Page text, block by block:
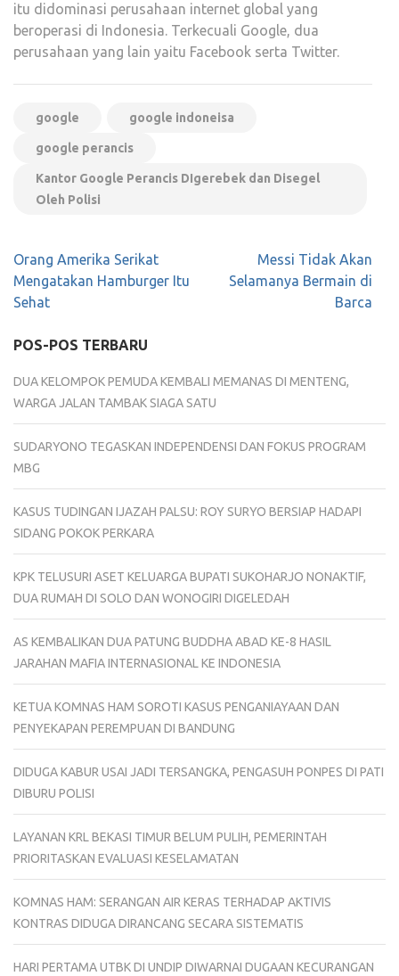
itu didominasi perusahaan internet global yang
beroperasi di Indonesia. Terkecuali Google, dua
perusahaan yang lain yaitu Facebook serta Twitter.
google google indoneisa
google perancis
Kantor Google Perancis DIgerebek dan Disegel
Oleh Polisi
Navigasi
pos
Orang Amerika Serikat
Mengatakan Hamburger Itu
Sehat
Messi Tidak Akan
Selamanya Bermain di
Barca
POS-POS TERBARU
DUA KELOMPOK PEMUDA KEMBALI MEMANAS DI MENTENG,
WARGA JALAN TAMBAK SIAGA SATU
SUDARYONO TEGASKAN INDEPENDENSI DAN FOKUS PROGRAM
MBG
KASUS TUDINGAN IJAZAH PALSU: ROY SURYO BERSIAP HADAPI
SIDANG POKOK PERKARA
KPK TELUSURI ASET KELUARGA BUPATI SUKOHARJO NONAKTIF,
DUA RUMAH DI SOLO DAN WONOGIRI DIGELEDAH
AS KEMBALIKAN DUA PATUNG BUDDHA ABAD KE-8 HASIL
JARAHAN MAFIA INTERNASIONAL KE INDONESIA
KETUA KOMNAS HAM SOROTI KASUS PENGANIAYAAN DAN
PENYEKAPAN PEREMPUAN DI BANDUNG
DIDUGA KABUR USAI JADI TERSANGKA, PENGASUH PONPES DI PATI
DIBURU POLISI
LAYANAN KRL BEKASI TIMUR BELUM PULIH, PEMERINTAH
PRIORITASKAN EVALUASI KESELAMATAN
KOMNAS HAM: SERANGAN AIR KERAS TERHADAP AKTIVIS
KONTRAS DIDUGA DIRANCANG SECARA SISTEMATIS
HARI PERTAMA UTBK DI UNDIP DIWARNAI DUGAAN KECURANGAN